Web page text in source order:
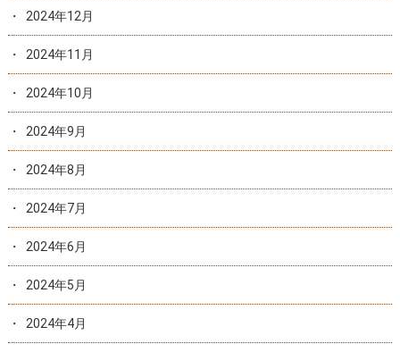
2024年12月
2024年11月
2024年10月
2024年9月
2024年8月
2024年7月
2024年6月
2024年5月
2024年4月